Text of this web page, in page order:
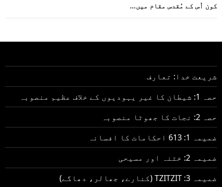
کون اُس کے مُقدس مقام میں…
شریعت خدا: تعارف
حصہ 1: شیطان کا غیر یہودیوں کے خلاف عظیم منصوبہ
حصہ 2: نجات کا جھوٹا منصوبہ
ضمیمہ 1: 613 احکامات کا افسانہ
ضمیمہ 2: ختنہ اور مسیحی
ضمیمہ 3: TZITZIT (کنارے، جھالر، دھاگے)